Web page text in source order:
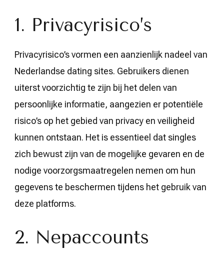
1. Privacyrisico’s
Privacyrisico’s vormen een aanzienlijk nadeel van
Nederlandse dating sites. Gebruikers dienen
uiterst voorzichtig te zijn bij het delen van
persoonlijke informatie, aangezien er potentiële
risico’s op het gebied van privacy en veiligheid
kunnen ontstaan. Het is essentieel dat singles
zich bewust zijn van de mogelijke gevaren en de
nodige voorzorgsmaatregelen nemen om hun
gegevens te beschermen tijdens het gebruik van
deze platforms.
2. Nepaccounts